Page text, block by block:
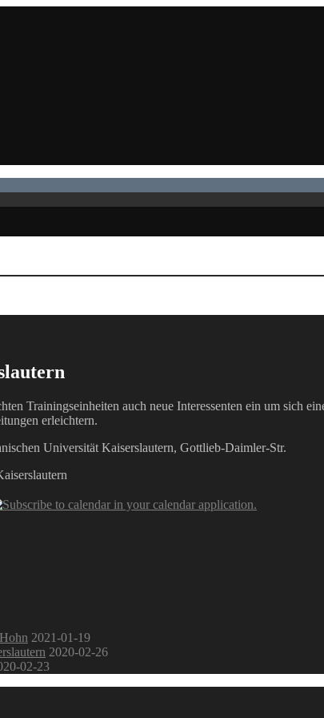
Trainingseinheiten auch neue Interessenten ein um sich
erleichtern.
Universität Kaiserslautern, Gottlieb-Daimler-Str.
2021-01-19
2020-02-26
02-23